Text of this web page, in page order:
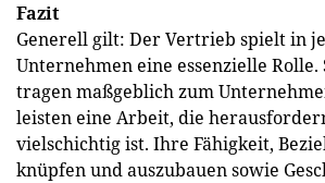
Fazit
Generell gilt: Der Vertrieb spielt in
Unternehmen eine essenzielle
tragen maßgeblich zum
leisten eine Arbeit, die
vielschichtig ist. Ihre Fähigkeit,
knüpfen und auszubauen sowie